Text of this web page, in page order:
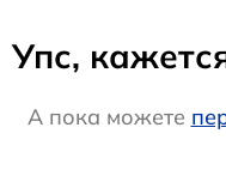
Упс,
А пока можете